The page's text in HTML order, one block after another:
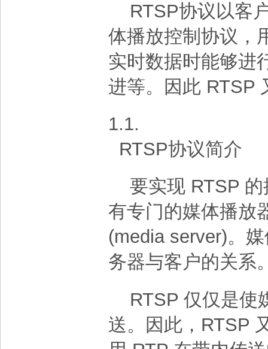
RTSP协议以客
体播放控制协议，
实时数据时能够进
进等。因此 RTSP
1.1.
RTSP协议简介
要实现 RTSP
有专门的媒体播放
(media server)。
务器与客户的关系
RTSP 仅仅是使
送。因此，RTSP